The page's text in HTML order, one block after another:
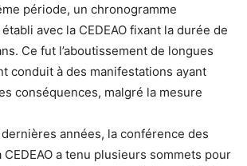
période, un chronogramme
avec la CEDEAO fixant la durée de
Ce fut l’aboutissement de longues
conduit à des manifestations ayant
conséquences, malgré la mesure
années, la conférence des
CEDEAO a tenu plusieurs sommets pour